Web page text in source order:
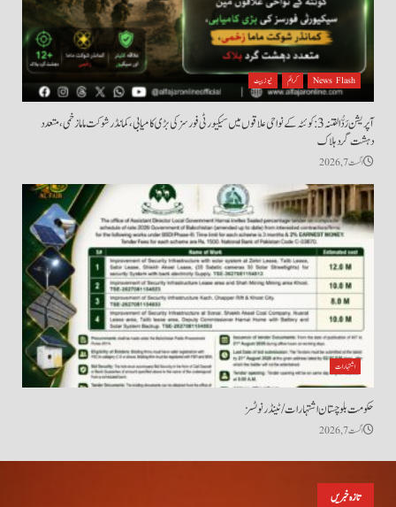
News Flash کرائم نیوز بیٹ
آپریشن رَدُّ الفتنہ 3: کوئٹہ کے نواحی علاقوں میں سیکیورٹی فورسز کی بڑی کامیابی، کمانڈر شوکت ماما زخمی، متعدد
دہشت گرد ہلاک
اگست 7, 2026
اشتہارات
حکومت بلوچستان اشتہارات/ ٹینڈر نوٹسز
اگست 7, 2026
تازہ خبریں